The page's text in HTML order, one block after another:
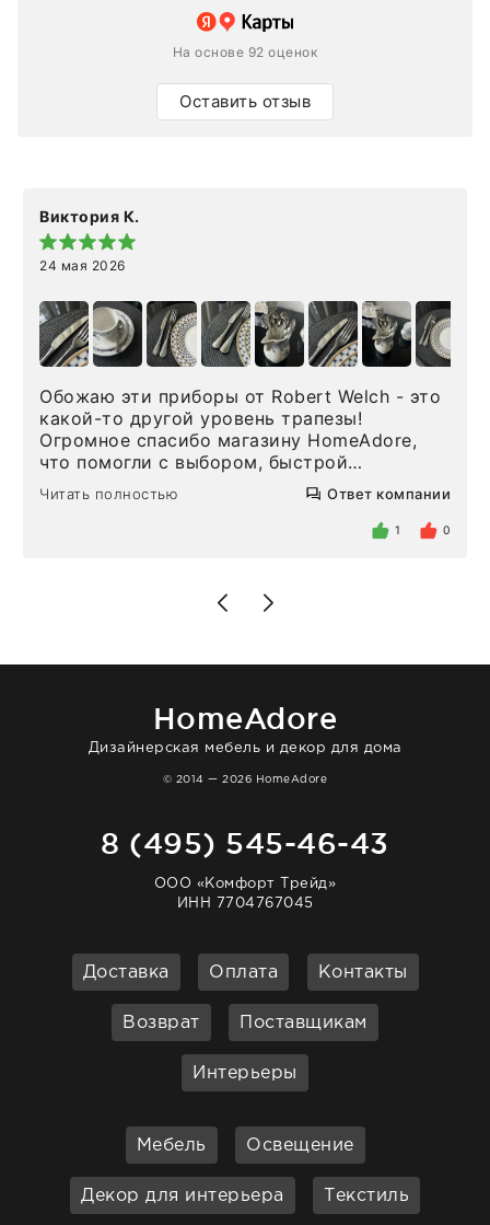
На основе 92 оценок
Оставить отзыв
Виктория К.
24 мая 2026
Обожаю эти приборы от Robert Welch - это
какой-то другой уровень трапезы!
Огромное спасибо магазину HomeAdore,
что помогли с выбором, быстрой
доставкой и высоким сервисом. Один раз
была здесь лично, забирала чайные ложки,
внутри очень много антикварной посуды,
Позже заказывала остальные приборы -
доставили сдэком на следующий день к
отвечает очень быстро. Взаимодействием
Читать полностью Ответ компании
1 0
HomeAdore
Дизайнерская мебель и декор для дома
© 2014 — 2026 HomeAdore
8 (495) 545-46-43
ООО «Комфорт Трейд»
ИНН 7704767045
Доставка Оплата Контакты
Возврат Поставщикам
Интерьеры
Мебель Освещение
Декор для интерьера Текстиль